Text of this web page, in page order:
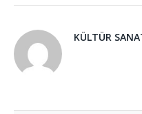
KÜLTÜR